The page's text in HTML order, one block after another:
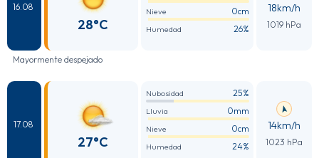
16.08
28°C
Nieve 0cm
Humedad 26%
18km/h
1019 hPa
Mayormente despejado
17.08
27°C
Nubosidad 25%
Lluvia 0mm
Nieve 0cm
Humedad 24%
14km/h
1023 hPa